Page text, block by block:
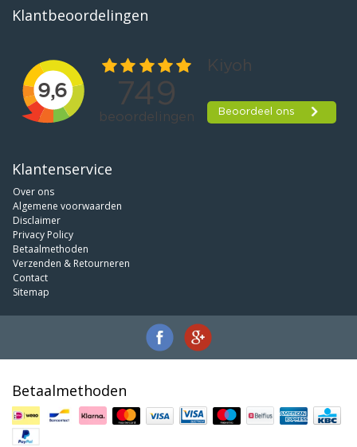
Klantbeoordelingen
Klantenservice
Over ons
Algemene voorwaarden
Disclaimer
Privacy Policy
Betaalmethoden
Verzenden & Retourneren
Contact
Sitemap
Betaalmethoden